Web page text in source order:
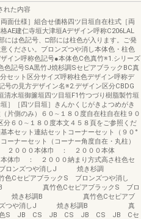
れた内容
面仕様］組合せ価格四ツ目垣自在柱式［両
AE建仁寺垣大津垣Aデザイン呼称C206LAL
には色記号、□部には柱色が入ります。ご発
ください。ブロンズつや消し本体色・柱色
イン呼称色記号●本体色C色真竹※1.シリーズ
色記号SA黒竹J焼杉調SセピアブラックBC真
セット区分サイズ呼称柱色デザイン呼称デ
号の見方デザイン名※2.デザイン区分CBDG
清水垣御簾垣四ツ目垣F1竹つづり樹脂製竹垣
］［四ツ目垣］きんかくじがきよつめがき
片側のみ）６０∼１８０度自在柱自在柱９０
分６０∼１８０度本文４５８頁をご参照くだ
本セット連結セットコーナーセット（９０°
ーナーセット（コーナー角度自在・丸柱）
２０００本体巾 ： ２０００本体
体巾 ： ２０００納まり方式高さ柱色セ
ブロンズつや消しJ 焼き杉調
アブラックS ブロンズつや消し
真竹色CセピアブラックS ブロ
J 焼き杉調B 真竹色Cセピアブ
ンズつや消しJ 焼き杉調B 真
ル色S JB CS JB CS JB CS JB Cセ